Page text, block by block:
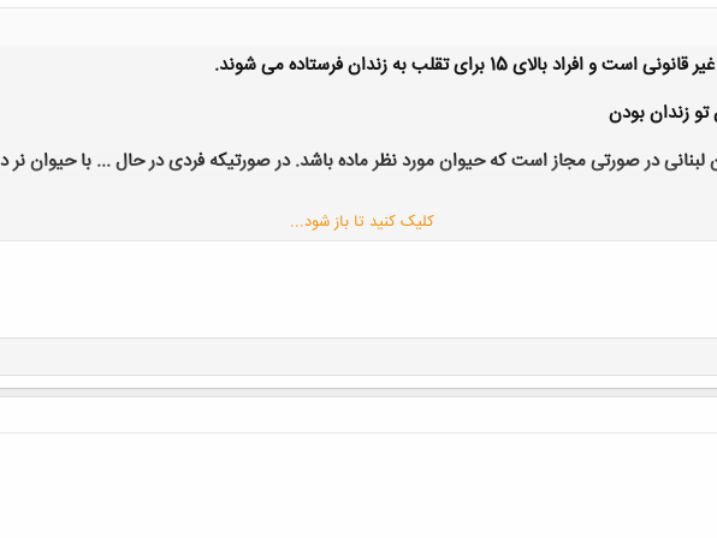
15 برای تقلب به زندان فرستاده می شوند
.
تو زندان بودن
لبنانی در صورتی مجاز است که حیوان مورد نظر ماده باشد. در صورتیکه فردی در حال ... با
پوشیدن جوراب سفید برای زنان به علت تحریک آمیز بودن آن برای مردان ممنوع بود. در
تا زنان حاضر در خانه ها دیده نشوند.
کلیک کنید تا باز شود...